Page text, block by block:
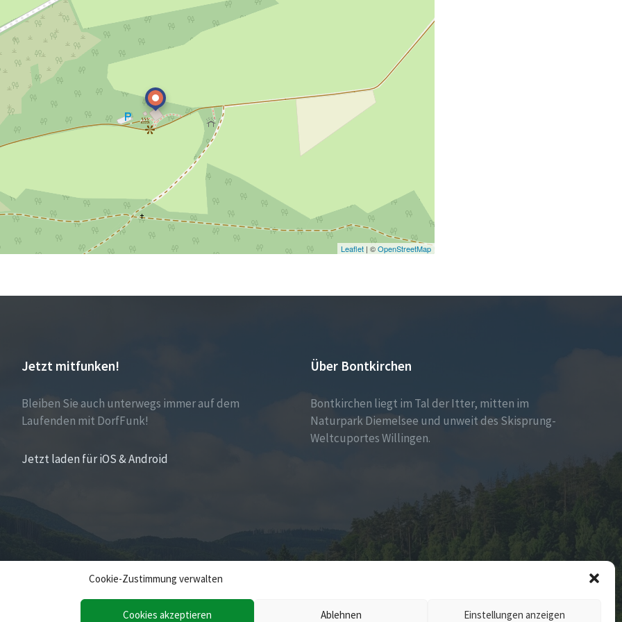
Cookie-Zustimmung verwalten
Cookies akzeptieren Ablehnen Einstellungen anzeigen
Leaflet| ©OpenStreetMap
Jetzt mitfunken!
Bleiben Sie auch unterwegs immer auf dem
Laufenden mit DorfFunk!
Jetzt laden für iOS & Android
Über Bontkirchen
Bontkirchen liegt im Tal der Itter, mitten im
Naturpark Diemelsee und unweit des Skisprung-
Weltcuportes Willingen.